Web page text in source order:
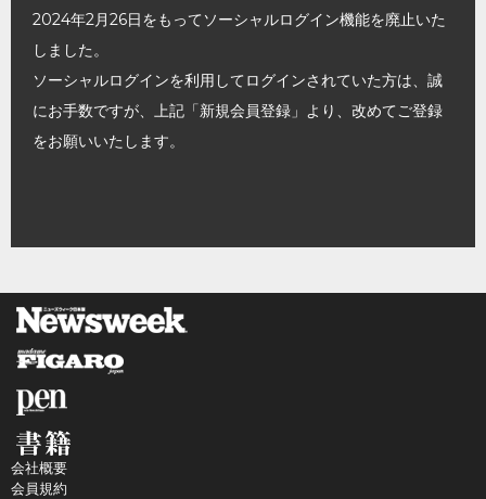
2024年2月26日をもってソーシャルログイン機能を廃止いた
しました。
ソーシャルログインを利用してログインされていた方は、誠
にお手数ですが、上記「新規会員登録」より、改めてご登録
をお願いいたします。
会社概要
会員規約